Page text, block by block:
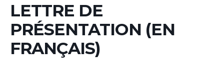
LETTRE DE
PRÉSENTATION (EN
FRANÇAIS)